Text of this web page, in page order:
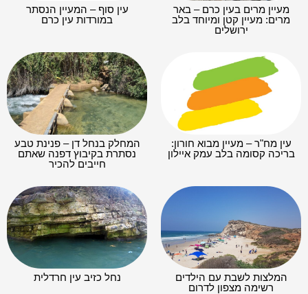
מעיין מרים בעין כרם – באר
מרים: מעיין קטן ומיוחד בלב
ירושלים
עין סוף – המעיין הנסתר
במורדות עין כרם
עין מח"ר – מעיין מבוא חורון:
בריכה קסומה בלב עמק איילון
המחלק בנחל דן – פנינת טבע
נסתרת בקיבוץ דפנה שאתם
חייבים להכיר
המלצות לשבת עם הילדים
רשימה מצפון לדרום
נחל כזיב עין חרדלית